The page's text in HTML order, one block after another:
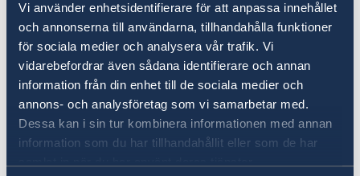
Vi använder enhetsidentifierare för att anpassa innehållet
och annonserna till användarna, tillhandahålla funktioner
för sociala medier och analysera vår trafik. Vi
vidarebefordrar även sådana identifierare och annan
information från din enhet till de sociala medier och
annons- och analysföretag som vi samarbetar med.
Dessa kan i sin tur kombinera informationen med annan
information som du har tillhandahållit eller som de har
Ambassadens reseinformation
Aktuella händelser
Allmänna säkerhetsläget
Terrorism
Naturförhållanden och katastrofer
In- och utresebestämmelser
Hälso- och sjukvård
Lokala lagar och sedvänjor
Kriminalitet och personlig säkerhet
Handel mellan Sverige och Indonesien
Sweden-Indonesia Sustainability Partnership
legitimation (förälders giftermål)
ansökan (naturalisation)
anmälan (barn, ungdomar 18–20 år och
medborgare i Finland, Danmark, Norge
och Island).
Förlora eller behålla svenskt medborgarskap
på Migrationsverkets webbplats